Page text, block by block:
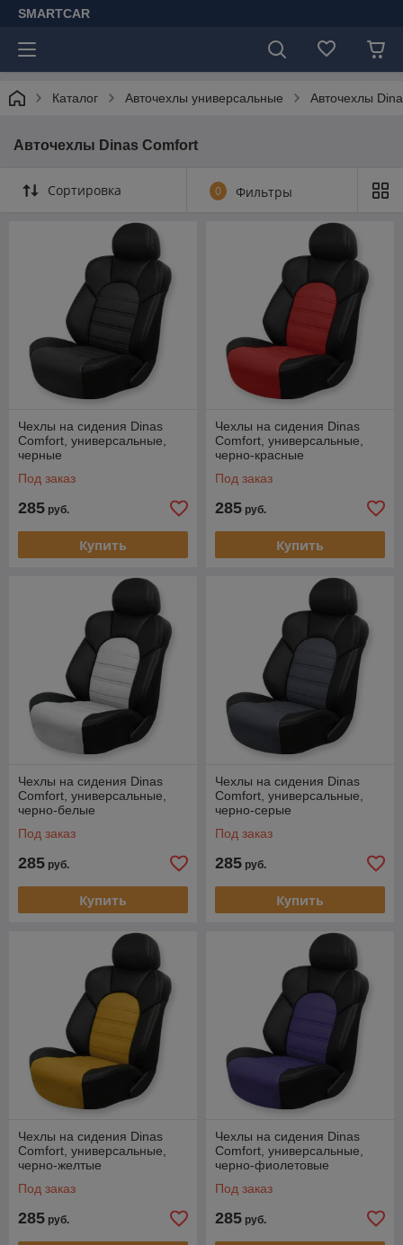
SMARTCAR
Каталог Авточехлы универсальные Авточехлы
Авточехлы Dinas Comfort
Сортировка 0 Фильтры
Чехлы на сидения Dinas
Comfort, универсальные,
черные
Под заказ
285 руб.
Купить
Чехлы на сидения Dinas
Comfort, универсальные,
черно-красные
Под заказ
285 руб.
Купить
Чехлы на сидения Dinas
Comfort, универсальные,
черно-белые
Под заказ
285 руб.
Купить
Чехлы на сидения Dinas
Comfort, универсальные,
черно-серые
Под заказ
285 руб.
Купить
Чехлы на сидения Dinas
Comfort, универсальные,
черно-желтые
Под заказ
285 руб.
Чехлы на сидения Dinas
Comfort, универсальные,
черно-фиолетовые
Под заказ
285 руб.